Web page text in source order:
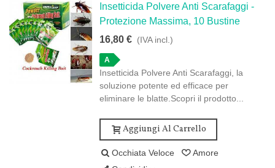
Insetticida Polvere Anti Scarafaggi -
Protezione Massima, 10 Bustine
16,80 € (IVA incl.)
A
Insetticida Polvere Anti Scarafaggi, la
soluzione potente ed efficace per
eliminare le blatte.Scopri il prodotto...
Aggiungi Al Carrello
Occhiata Veloce
Amore